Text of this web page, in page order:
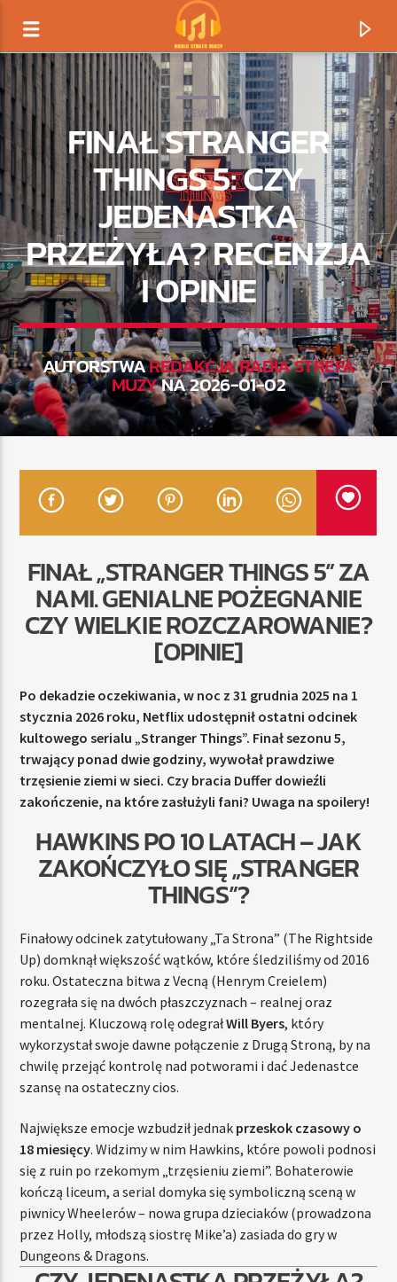
TERAZ GRAMY
TYTUŁ
ARTYSTA
TERAZ
RADIO STREFA MUZY
00:00 10:00
Radio Strefa Muzy
NEWS
FINAŁ STRANGER
THINGS 5: CZY
JEDENASTKA
PRZEŻYŁA? RECENZJA
I OPINIE
AUTORSTWAREDAKCJA RADIA STREFA
MUZYNA 2026-01-02
FINAŁ „STRANGER THINGS 5” ZA
NAMI. GENIALNE POŻEGNANIE
CZY WIELKIE ROZCZAROWANIE?
[OPINIE]
Po dekadzie oczekiwania, w noc z 31 grudnia 2025 na 1
stycznia 2026 roku, Netflix udostępnił ostatni odcinek
kultowego serialu „Stranger Things”. Finał sezonu 5,
trwający ponad dwie godziny, wywołał prawdziwe
trzęsienie ziemi w sieci. Czy bracia Duffer dowieźli
zakończenie, na które zasłużyli fani? Uwaga na spoilery!
HAWKINS PO 10 LATACH – JAK
ZAKOŃCZYŁO SIĘ „STRANGER
THINGS”?
Finałowy odcinek zatytułowany „Ta Strona” (The Rightside
Up) domknął większość wątków, które śledziliśmy od 2016
roku. Ostateczna bitwa z Vecną (Henrym Creielem)
rozegrała się na dwóch płaszczyznach – realnej oraz
mentalnej. Kluczową rolę odegrałWill Byers, który
wykorzystał swoje dawne połączenie z Drugą Stroną, by na
chwilę przejąć kontrolę nad potworami i dać Jedenastce
szansę na ostateczny cios.
Największe emocje wzbudził jednak przeskok czasowy o
18 miesięcy. Widzimy w nim Hawkins, które powoli podnosi
się z ruin po rzekomym „trzęsieniu ziemi”. Bohaterowie
kończą liceum, a serial domyka się symboliczną sceną w
piwnicy Wheelerów – nowa grupa dzieciaków (prowadzona
przez Holly, młodszą siostrę Mike’a) zasiada do gry w
Dungeons & Dragons.